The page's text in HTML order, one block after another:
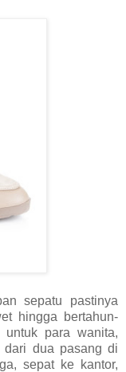
sepatu pastinya
hingga bertahun-
para wanita,
dari dua pasang di
sepat ke kantor,